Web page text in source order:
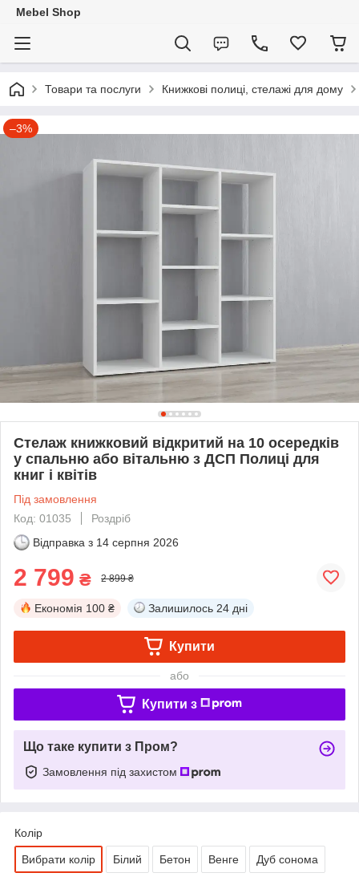
Mebel Shop
Товари та послуги Книжкові полиці, стелажі для дому
–3%
Стелаж книжковий відкритий на 10 осередків
у спальню або вітальню з ДСП Полиці для
книг і квітів
Під замовлення
Код: 01035
Роздріб
Відправка з 14 серпня 2026
2 799 ₴ 2 899 ₴
Економія 100 ₴ Залишилось 24 дні
Купити
або
Купити з
Що таке купити з Пром?
Замовлення під захистом
Колір
Вибрати колір Білий Бетон Венге Дуб сонома